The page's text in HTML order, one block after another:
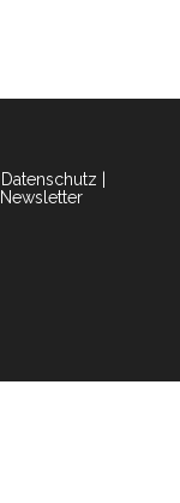
Datenschutz
Newsletter